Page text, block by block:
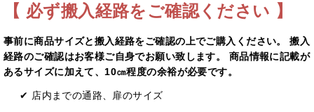
【 必ず搬入経路をご確認ください 】
事前に商品サイズと搬⼊経路をご確認の上でご購入ください。 搬入
経路のご確認はお客様ご自身でお願い致します。 商品情報に記載が
あるサイズに加えて、10㎝程度の余裕が必要です。
✔ 店内までの通路、扉のサイズ